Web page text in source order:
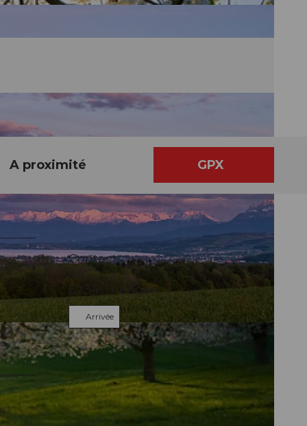
A proximité GPX
Contact
6234 Triengen
Arrivée